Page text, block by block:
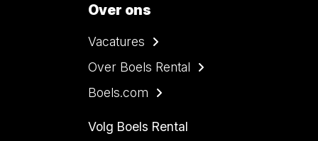
Over ons
Vacatures
Over Boels Rental
Boels.com
Volg Boels Rental